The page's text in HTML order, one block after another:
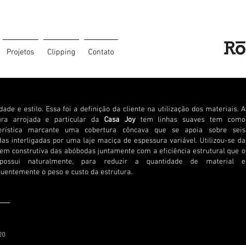
Projetos Clipping Contato
e estilo. Essa foi a definição da cliente na utilização dos materiais. A
arrojada e particular da Casa Joy tem linhas suaves tem como
marcante uma cobertura côncava que se apoia sobre seis
interligadas por uma laje maciça de espessura variável. Utilizou-se da
construtiva das abóbodas juntamente com a eficiência estrutural que o
naturalmente, para reduzir a quantidade de material e
o peso e custo da estrutura.